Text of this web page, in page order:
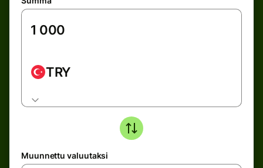
TRY
Muunnettu valuutaksi